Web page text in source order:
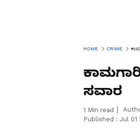
HOME CRIME
ಸವಾರ
1 Min read
Published : Jul 01